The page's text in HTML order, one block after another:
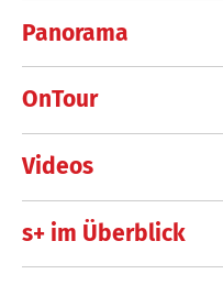
Panorama
OnTour
Videos
s+ im Überblick